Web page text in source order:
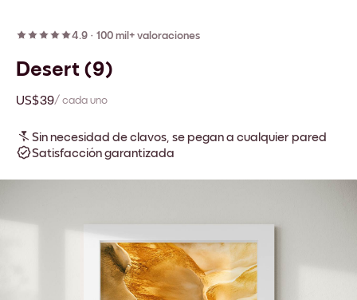
4.9 · 100 mil+ valoraciones
Desert (9)
US$39/ cada uno
Sin necesidad de clavos, se pegan a cualquier pared
Satisfacción garantizada